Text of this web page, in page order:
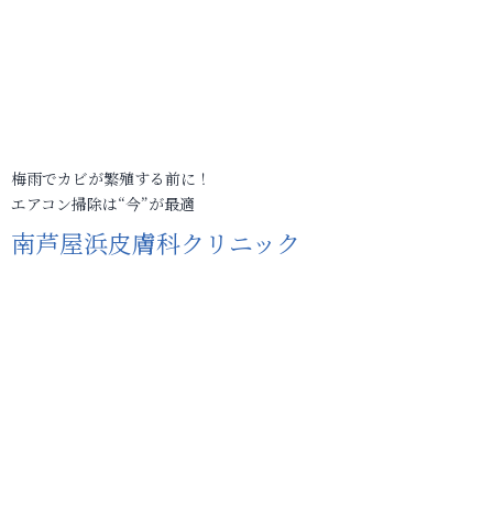
梅雨でカビが繁殖する前に！
エアコン掃除は“今”が最適
南芦屋浜皮膚科クリニック